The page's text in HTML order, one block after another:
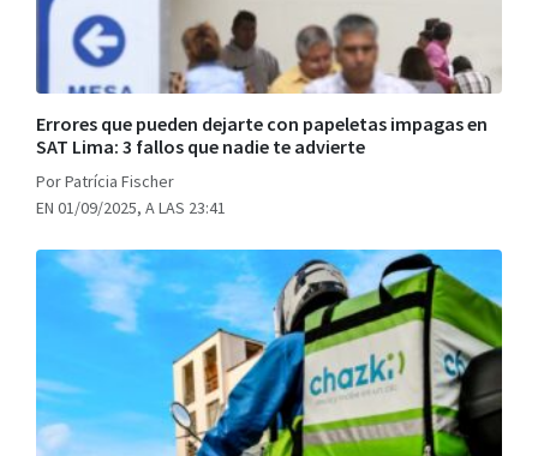
Errores que pueden dejarte con papeletas impagas en
SAT Lima: 3 fallos que nadie te advierte
Por Patrícia Fischer
EN 01/09/2025, A LAS 23:41